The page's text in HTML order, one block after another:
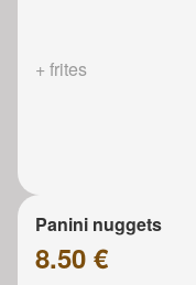
+ frites
Panini nuggets
8.50 €